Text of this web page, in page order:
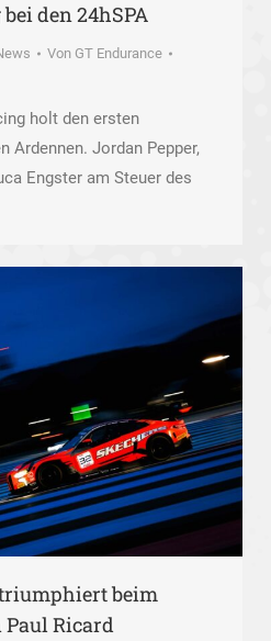
den 24hSPA
Von GT Endurance
holt den ersten
Ardennen. Jordan Pepper,
Engster am Steuer des
beim
Paul Ricard